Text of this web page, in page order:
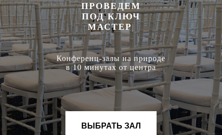
ПРОВЕДЕМ
ПОД КЛЮЧ
ОБУЧЕНИЕ|
Конференц-залы на природе
в 10 минутах от центра
ВЫБРАТЬ ЗАЛ